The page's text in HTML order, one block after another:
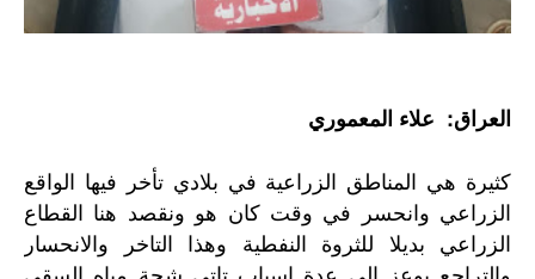
العراق: علاء المعموري
كثيرة هي المناطق الزراعية في بلادي تأخر فيها الواقع
الزراعي وانحسر في وقت كان هو ونقصد هنا القطاع
الزراعي
بديلا للثروة النفطية وهذا التاخر
والانحسار